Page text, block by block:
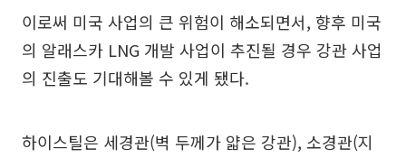
이로써 미국 사업의 큰 위험이 해소되면서, 향후 미국
의 알래스카 LNG 개발 사업이 추진될 경우 강관 사업
의 진출도 기대해볼 수 있게 됐다.
하이스틸은 세경관(벽 두께가 얇은 강관), 소경관(지